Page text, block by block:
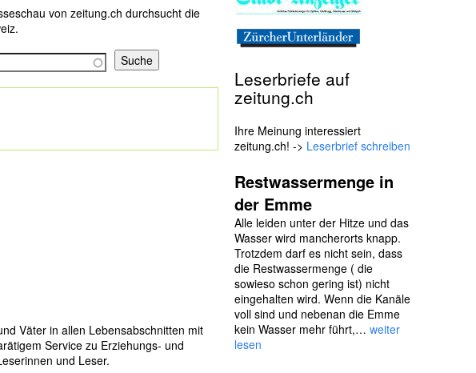
von zeitung.ch durchsucht die
Väter in allen Lebensabschnitten mit
Service zu Erziehungs- und
und Leser.
Leserbriefe auf
zeitung.ch
Ihre Meinung interessiert
zeitung.ch! -> Leserbrief schreiben
Restwassermenge in
der Emme
Alle leiden unter der Hitze und das
Wasser wird mancherorts knapp.
Trotzdem darf es nicht sein, dass
die Restwassermenge ( die
sowieso schon gering ist) nicht
eingehalten wird. Wenn die Kanäle
voll sind und nebenan die Emme
kein Wasser mehr führt,… weiter
lesen